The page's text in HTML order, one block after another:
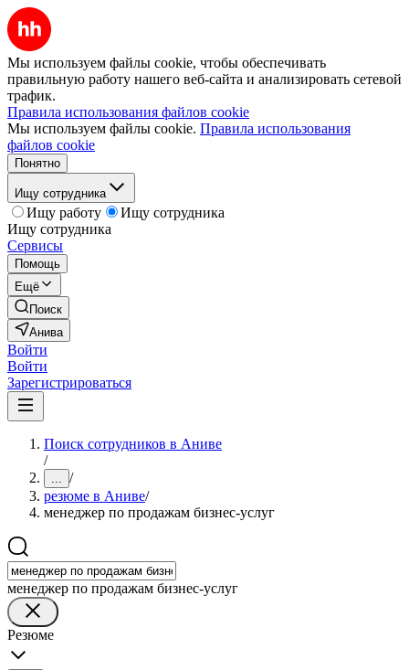
Мы используем файлы cookie, чтобы обеспечивать
правильную работу нашего веб-сайта и анализировать сетевой
трафик.
Правила использования файлов cookie
Мы используем файлы cookie. Правила использования
файлов cookie
Понятно
Ищу сотрудника
Ищу работу
Ищу сотрудника
Ищу сотрудника
Сервисы
Помощь
Ещё
Поиск
Анива
Войти
Войти
Зарегистрироваться
Поиск сотрудников в Аниве
/
... /
резюме в Аниве/
менеджер по продажам бизнес-услуг
менеджер по продажам бизнес-услуг
Резюме